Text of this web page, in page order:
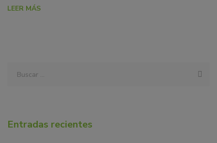
nutrición
instituciones,
LEER MÁS
Entradas recientes